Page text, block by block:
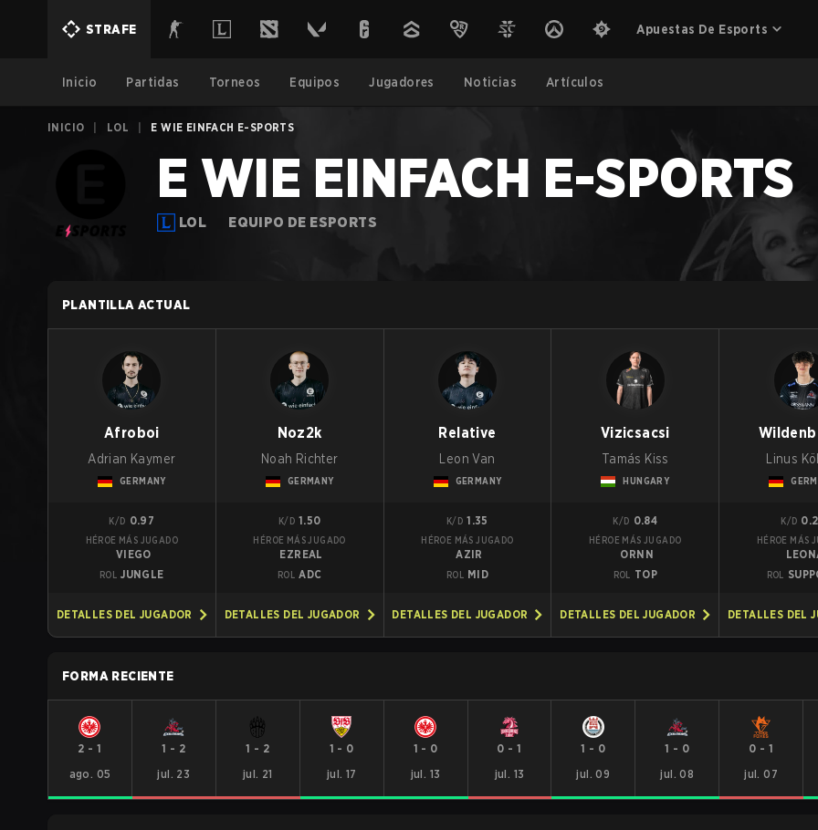
STRAFE Apuestas De Esports
Inicio Partidas Torneos Equipos Jugadores Noticias Artículos
INICIO LOL E WIE EINFACH E-SPORTS
E WIE EINFACH E-SPORTS
LOL EQUIPO DE ESPORTS
PLANTILLA ACTUAL
Afroboi
Adrian Kaymer
GERMANY
K/D 0.97
HÉROE MÁS JUGADO
VIEGO
ROL JUNGLE
DETALLES DEL JUGADOR
Noz2k
Noah Richter
GERMANY
K/D 1.50
HÉROE MÁS JUGADO
EZREAL
ROL ADC
DETALLES DEL JUGADOR
Relative
Leon Van
GERMANY
K/D 1.35
HÉROE MÁS JUGADO
AZIR
ROL MID
DETALLES DEL JUGADOR
Vizicsacsi
Tamás Kiss
HUNGARY
K/D 0.84
HÉROE MÁS JUGADO
ORNN
ROL TOP
DETALLES DEL JUGADOR
Linus
K/D
HÉROE MÁS
ROL
DETALLES DEL
FORMA RECIENTE
2 -1
ago. 05
1 - 2
jul. 23
1 - 2
jul. 21
1 - 0
jul. 17
1 - 0
jul. 13
0 -1
jul. 13
1 - 0
jul. 09
1 - 0
jul. 08
0 - 1
jul. 07